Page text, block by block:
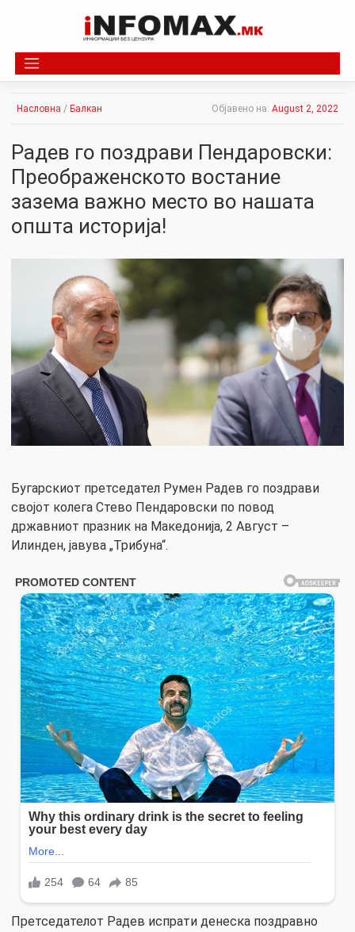
Насловна / Балкан Објавено на: August 2, 2022
Радев го поздрави Пендаровски:
Преображенското востание
зазема важно место во нашата
општа историја!
Бугарскиот претседател Румен Радев го поздрави
својот колега Стево Пендаровски по повод
државниот празник на Македонија, 2 Август –
Илинден, јавува „Трибуна“.
Претседателот Радев испрати денеска поздравно